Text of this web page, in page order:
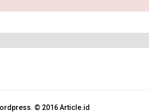
© 2016 Article.id